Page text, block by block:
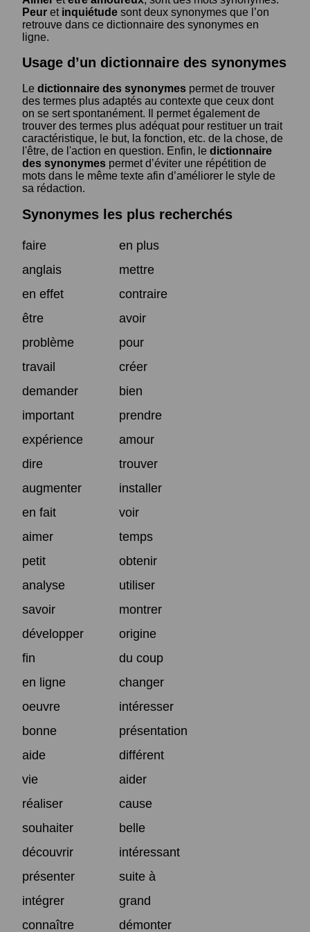
Peur et inquiétude sont deux synonymes que l’on
retrouve dans ce dictionnaire des synonymes en
ligne.
Usage d’un dictionnaire des synonymes
Le dictionnaire des synonymes permet de trouver
des termes plus adaptés au contexte que ceux dont
on se sert spontanément. Il permet également de
trouver des termes plus adéquat pour restituer un trait
caractéristique, le but, la fonction, etc. de la chose, de
l'être, de l'action en question. Enfin, le dictionnaire
des synonymes permet d’éviter une répétition de
mots dans le même texte afin d’améliorer le style de
sa rédaction.
Synonymes les plus recherchés
faire
en plus
anglais
mettre
en effet
contraire
être
avoir
problème
pour
travail
créer
demander
bien
important
prendre
expérience
amour
dire
trouver
augmenter
installer
en fait
voir
aimer
temps
petit
obtenir
analyse
utiliser
savoir
montrer
développer
origine
fin
du coup
en ligne
changer
oeuvre
intéresser
bonne
présentation
aide
différent
vie
aider
réaliser
cause
souhaiter
belle
découvrir
intéressant
présenter
suite à
intégrer
grand
connaître
démonter